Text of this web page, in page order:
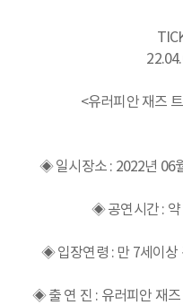
<유러피안 재즈
◈ 일시장소 : 2022년 06
◈ 공연시간 : 약
◈ 입장연령 : 만 7세이상
◈ 출 연 진 : 유러피안 재